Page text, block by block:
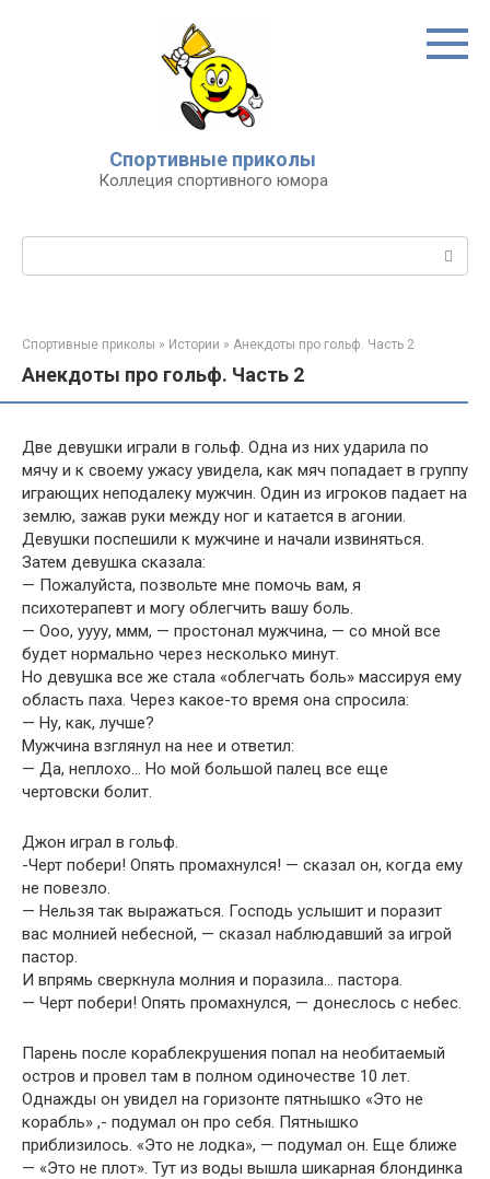
Спортивные приколы
Коллеция спортивного юмора
Спортивные приколы » Истории » Анекдоты про гольф. Часть 2
Анекдоты про гольф. Часть 2
Две девушки играли в гольф. Одна из них ударила по
мячу и к своему ужасу увидела, как мяч попадает в группу
играющих неподалеку мужчин. Один из игроков падает на
землю, зажав руки между ног и катается в агонии.
Девушки поспешили к мужчине и начали извиняться.
Затем девушка сказала:
— Пожалуйста, позвольте мне помочь вам, я
психотерапевт и могу облегчить вашу боль.
— Ооо, уууу, ммм, — простонал мужчина, — со мной все
будет нормально через несколько минут.
Но девушка все же стала «облегчать боль» массируя ему
область паха. Через какое-то время она спросила:
— Ну, как, лучше?
Мужчина взглянул на нее и ответил:
— Да, неплохо… Но мой большой палец все еще
чертовски болит.
Джон играл в гольф.
-Черт побери! Опять промахнулся! — сказал он, когда ему
не повезло.
— Нельзя так выражаться. Господь услышит и поразит
вас молнией небесной, — сказал наблюдавший за игрой
пастор.
И впрямь сверкнула молния и поразила… пастора.
— Черт побери! Опять промахнулся, — донеслось с небес.
Парень после кораблекрушения попал на необитаемый
остров и провел там в полном одиночестве 10 лет.
Однажды он увидел на горизонте пятнышко «Это не
корабль» ,- подумал он про себя. Пятнышко
приблизилось. «Это не лодка», — подумал он. Еще ближе
— «Это не плот». Тут из воды вышла шикарная блондинка